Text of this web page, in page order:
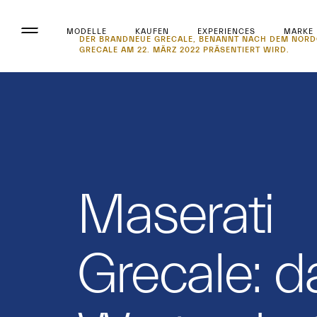
MODELLE KAUFEN EXPERIENCES
MARKE
DER BRANDNEUE GRECALE, BENANNT NACH DEM
GRECALE AM 22. MÄRZ 2022 PRÄSENTIERT WIRD.
Maserati
Grecale: